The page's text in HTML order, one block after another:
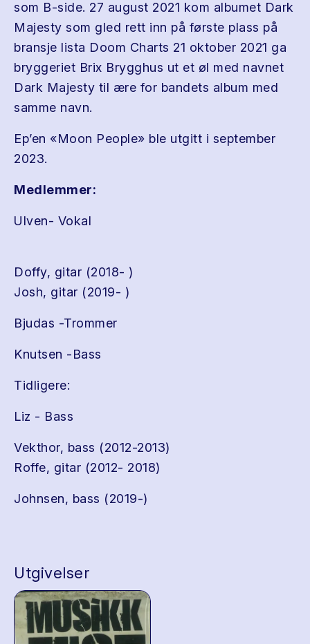
som B-side. 27 august 2021 kom albumet Dark
Majesty som gled rett inn på første plass på
bransje lista Doom Charts 21 oktober 2021 ga
bryggeriet Brix Brygghus ut et øl med navnet
Dark Majesty til ære for bandets album med
samme navn.
Ep’en «Moon People» ble utgitt i september
2023.
Medlemmer:
Ulven- Vokal
Doffy, gitar (2018- )
Josh, gitar (2019- )
Bjudas -Trommer
Knutsen -Bass
Tidligere:
Liz - Bass
Vekthor, bass (2012-2013)
Roffe, gitar (2012- 2018)
Johnsen, bass (2019-)
Utgivelser